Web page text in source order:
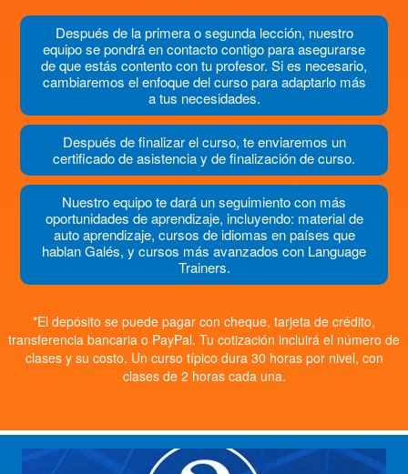
Después de la primera o segunda lección, nuestro
equipo se pondrá en contacto contigo para asegurarse
de que estás contento con tu profesor. Si es necesario,
cambiaremos el enfoque del curso para adaptarlo más
a tus necesidades.
Después de finalizar el curso, te enviaremos un
certificado de asistencia y de finalización de curso.
Nuestro equipo te dará un seguimiento con más
oportunidades de aprendizaje, incluyendo: material de
auto aprendizaje, cursos de idiomas en países que
hablan Galés, y cursos más avanzados con Language
Trainers.
*El depósito se puede pagar con cheque, tarjeta de crédito,
transferencia bancaria o PayPal. Tu cotización incluirá el número de
clases y su costo. Un curso típico dura 30 horas por nivel, con
clases de 2 horas cada una.